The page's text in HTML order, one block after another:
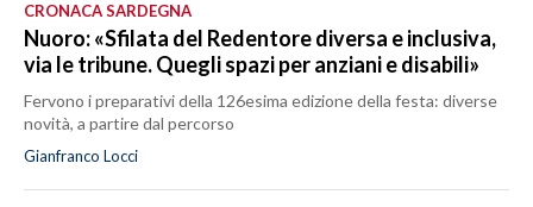
CRONACA SARDEGNA
Nuoro: «Sfilata del Redentore diversa e inclusiva,
via le tribune. Quegli spazi per anziani e disabili»
Fervono i preparativi della 126esima edizione della festa: diverse
novità, a partire dal percorso
Gianfranco Locci